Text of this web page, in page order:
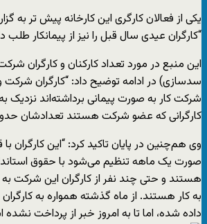
یکی از فعالان کارگری این کارخانه پیش تر به
“کارگران عیدی سال قبل را نیز از پیمانکار طلب
این منبع در مورد تعداد کارکنان و کارگران
سدسازی) در ادامه توضیح داد: “کارگران شرکت و
کارگرانی که عضو شرکت هستند تعدادشان حدود ۷۰ نفر
وی هم‌چنین در پایان تاکید کرد: “این کارگران با
صورت یک ماهه تنظیم می‌شود با حقوق
هستند و حتی چند نفر از کارگران این شرکت
به کار هستند. از ماه گذشته همواره به
داده شده، اما تا به امروز خبر از پرداخت